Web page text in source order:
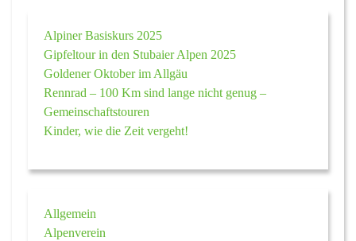
Alpiner Basiskurs 2025
Gipfeltour in den Stubaier Alpen 2025
Goldener Oktober im Allgäu
Rennrad – 100 Km sind lange nicht genug –
Gemeinschaftstouren
Kinder, wie die Zeit vergeht!
Allgemein
Alpenverein